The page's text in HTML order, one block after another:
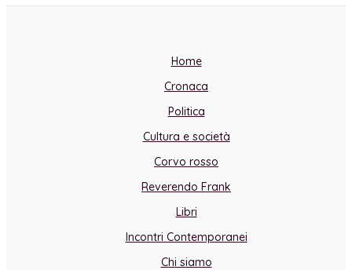
Home
Cronaca
Politica
Cultura e società
Corvo rosso
Reverendo Frank
Libri
Incontri Contemporanei
Chi siamo